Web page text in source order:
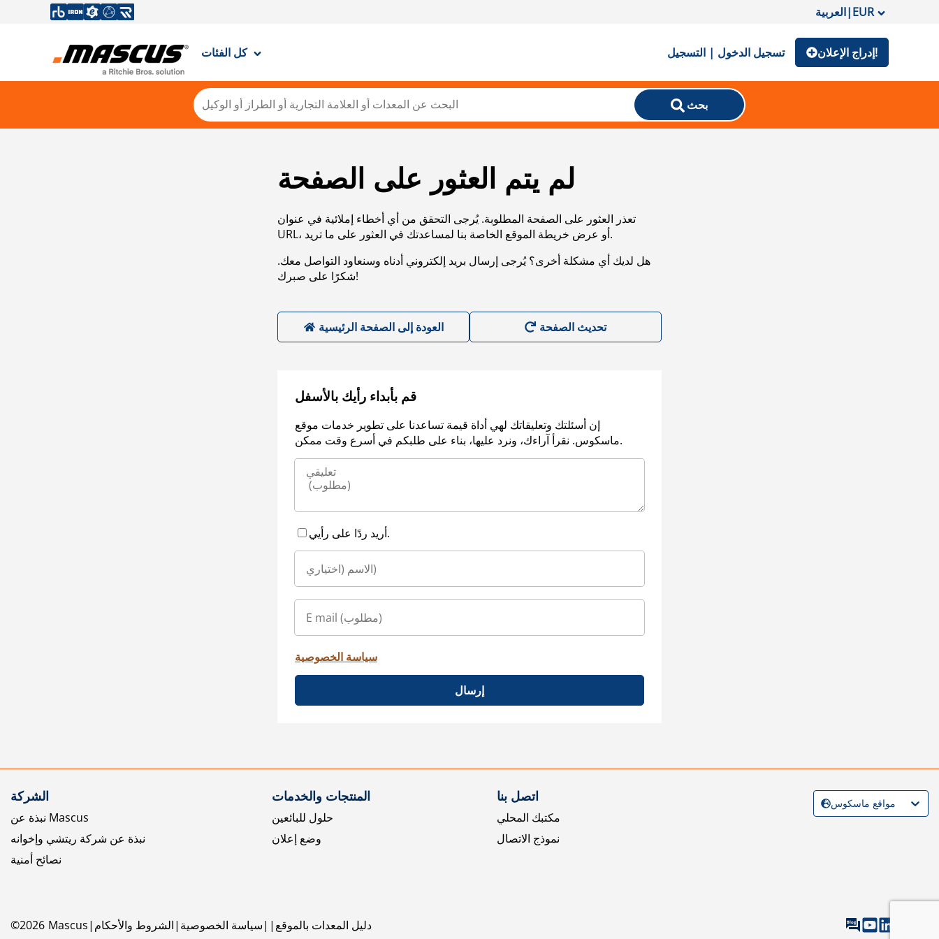
العربية|EUR
كل الفئات تسجيل الدخول | التسجيل إدراج الإعلان!
بحث
لم يتم العثور على الصفحة
تعذر العثور على الصفحة المطلوبة. يُرجى التحقق من أي أخطاء إملائية في عنوان
URL، أو عرض خريطة الموقع الخاصة بنا لمساعدتك في العثور على ما تريد.
هل لديك أي مشكلة أخرى؟ يُرجى إرسال بريد إلكتروني أدناه وسنعاود التواصل معك.
شكرًا على صبرك!
العودة إلى الصفحة الرئيسية
قم بأبداء رأيك بالأسفل
إن أسئلتك وتعليقاتك لهي أداة قيمة تساعدنا على تطوير خدمات موقع
ماسكوس. نقرأ آراءك، ونرد عليها، بناء على طلبكم في أسرع وقت ممكن.
أريد ردًا على رأيي.
سياسة الخصوصية
إرسال
الشركة
نبذة عن Mascus
نبذة عن شركة ريتشي وإخوانه
نصائح أمنية
المنتجات والخدمات
حلول للبائعين
وضع إعلان
اتصل بنا
مكتبك المحلي
نموذج الاتصال
©2026 Mascus الشروط والأحكام سياسة الخصوصية دليل المعدات بالموقع
مواقع ماسكوس